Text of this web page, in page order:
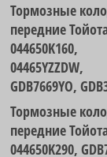
Тормозные
передние
044650K160,
04465YZZDW,
GDB7669YO,
Тормозные
передние
044650K290,